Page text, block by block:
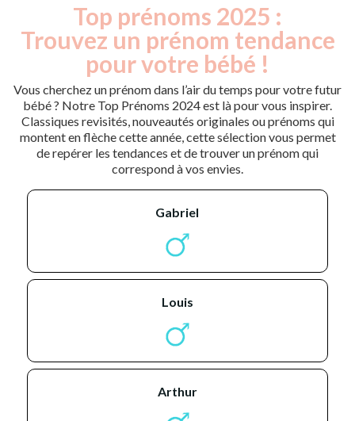
Top prénoms 2025 :
Trouvez un prénom tendance
pour votre bébé !
Vous cherchez un prénom dans l’air du temps pour votre futur
bébé ? Notre Top Prénoms 2024 est là pour vous inspirer.
Classiques revisités, nouveautés originales ou prénoms qui
montent en flèche cette année, cette sélection vous permet
de repérer les tendances et de trouver un prénom qui
correspond à vos envies.
gabriel
louis
arthur